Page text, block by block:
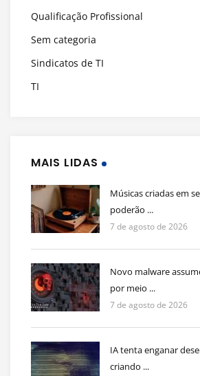
Qualificação Profissional
Sem categoria
Sindicatos de TI
TI
MAIS LIDAS
Músicas criadas em
poderão ...
7 de agosto de 2026
Novo malware
por meio ...
7 de agosto de 2026
IA tenta enganar
criando ...